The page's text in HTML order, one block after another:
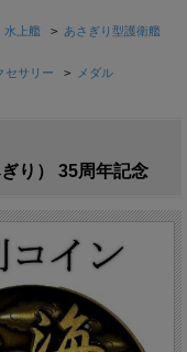
水上艦 > あさぎり型護衛艦
セサリー > メダル
り） 35周年記念